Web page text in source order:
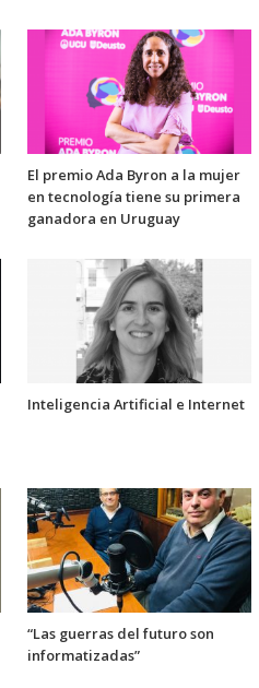
El premio Ada Byron a la mujer
en tecnología tiene su primera
ganadora en Uruguay
Inteligencia Artificial e Internet
“Las guerras del futuro son
informatizadas”